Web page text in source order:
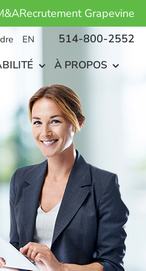
Recrutement Grapevine
514-800-2552
EN
À PROPOS